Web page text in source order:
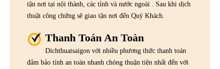
tận nơi tại nội thành, các tỉnh và nước ngoài . Sau khi dịch
thuật công chứng sẽ giao tận nơi đến Quý Khách.
Thanh Toán An Toàn
Dichthuatsaigon với nhiều phương thức thanh toán
đảm bảo tính an toàn nhanh chóng thuận tiện nhất đến với